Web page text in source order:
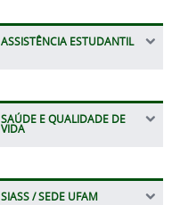
ASSISTÊNCIA ESTUDANTIL
SAÚDE E QUALIDADE DE
VIDA
SIASS / SEDE UFAM